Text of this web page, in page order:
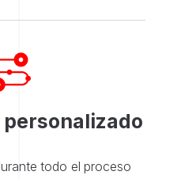
todo el proceso